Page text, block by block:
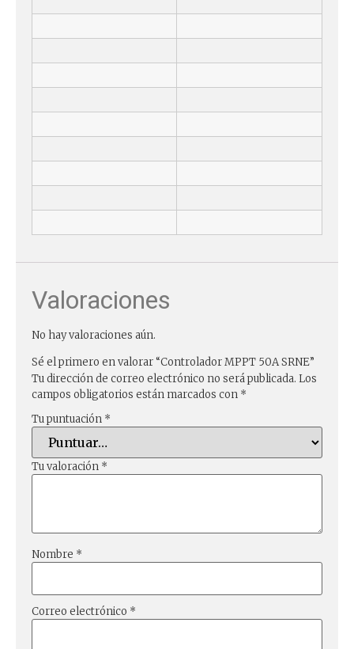
Valoraciones
No hay valoraciones aún.
Sé el primero en valorar “Controlador MPPT 50A SRNE”
Tu dirección de correo electrónico no será publicada. Los
campos obligatorios están marcados con *
Tu puntuación *
Tu valoración *
Nombre *
Correo electrónico *